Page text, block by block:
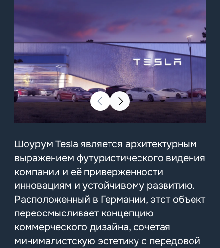
Шоурум Tesla является архитектурным
выражением футуристического видения
компании и её приверженности
инновациям и устойчивому развитию.
Расположенный в Германии, этот объект
переосмысливает концепцию
коммерческого дизайна, сочетая
минималистскую эстетику с передовой